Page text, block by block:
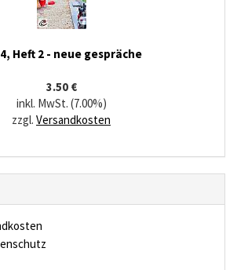
Heft 2 - neue gespräche
3.50 €
inkl. MwSt. (7.00%)
zzgl. Versandkosten